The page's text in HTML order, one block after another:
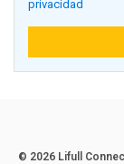
privacidad
© 2026 Lifull